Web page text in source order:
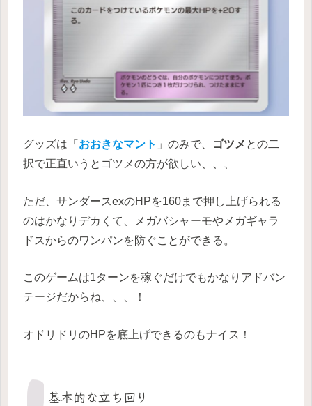
グッズは「 おおきなマント 」のみで、 ゴツメ との二
択で正直いうとゴツメの方が欲しい、、、
ただ、サンダースexのHPを160まで押し上げられる
のはかなりデカくて、メガバシャーモやメガギャラ
ドスからのワンパンを防ぐことができる。
このゲームは1ターンを稼ぐだけでもかなりアドバン
テージだからね、、、！
オドリドリのHPを底上げできるのもナイス！
基本的な立ち回り